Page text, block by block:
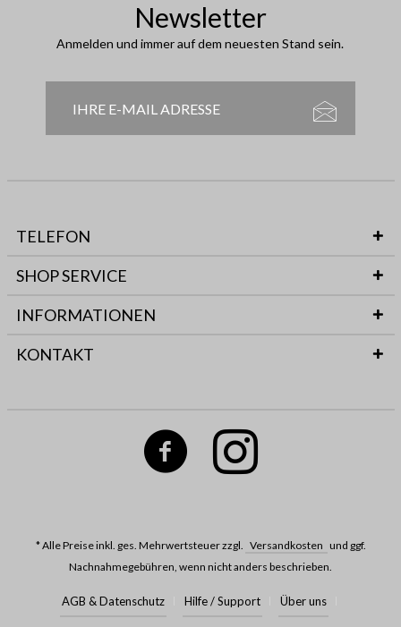
Newsletter
Anmelden und immer auf dem neuesten Stand sein.
TELEFON
SHOP SERVICE
INFORMATIONEN
KONTAKT
* Alle Preise inkl. ges. Mehrwertsteuer zzgl. Versandkosten und ggf.
Nachnahmegebühren, wenn nicht anders beschrieben.
AGB & Datenschutz Hilfe / Support Über uns